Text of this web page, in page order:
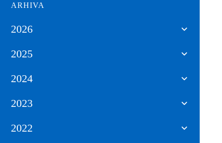
ARHIVA
2026
2025
2024
2023
2022